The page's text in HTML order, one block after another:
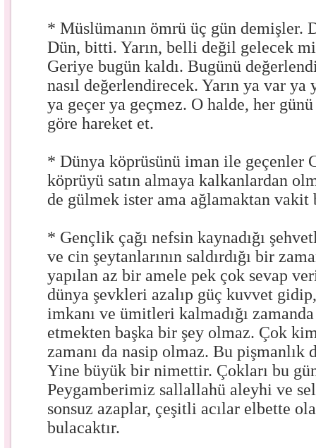
* Müslümanın ömrü üç gün demişler.
Dün, bitti. Yarın, belli değil gelecek
Geriye bugün kaldı. Bugünü
nasıl değerlendirecek. Yarın ya var ya
ya geçer ya geçmez. O halde, her
göre hareket et.
* Dünya köprüsünü iman ile geçenler
köprüyü satın almaya kalkanlardan
de gülmek ister ama ağlamaktan vakit
* Gençlik çağı nefsin kaynadığı
ve cin şeytanlarının saldırdığı bir
yapılan az bir amele pek çok sevap
dünya şevkleri azalıp güç kuvvet
imkanı ve ümitleri kalmadığı
etmekten başka bir şey olmaz. Çok
zamanı da nasip olmaz. Bu pişmanlık
Yine büyük bir nimettir. Çokları bu
Peygamberimiz sallallahü aleyhi ve
sonsuz azaplar, çeşitli acılar elbette
bulacaktır.